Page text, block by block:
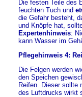
Die festen Teile des
feuchten Tuch und
die Gefahr besteht,
und Knöpfe hat,
Expertenhinweis:
kann Wasser im
Pflegehinweis 4:
Die Felgen werden
den Speichen
Reifen. Dieser sollte
des Luftdrucks wirkt